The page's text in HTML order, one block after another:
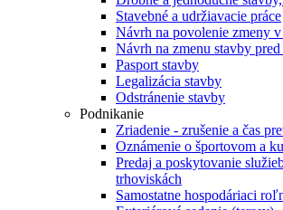
Stavebné a udržiavacie práce
Návrh na povolenie zmeny
Návrh na zmenu stavby
Pasport stavby
Legalizácia stavby
Odstránenie stavby
Podnikanie
Zriadenie - zrušenie a čas
Oznámenie o športovom a
Predaj a poskytovanie
trhoviskách
Samostatne hospodáriaci